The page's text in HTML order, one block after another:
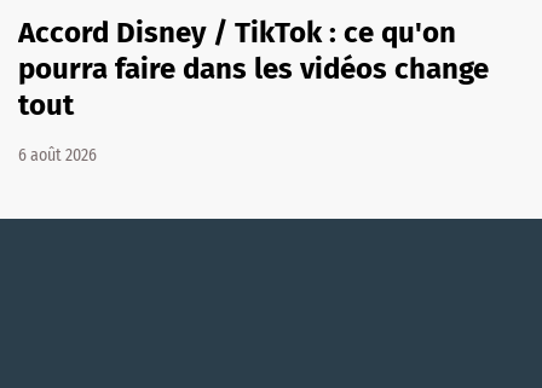
Accord Disney / TikTok : ce qu'on
pourra faire dans les vidéos change
tout
6 août 2026